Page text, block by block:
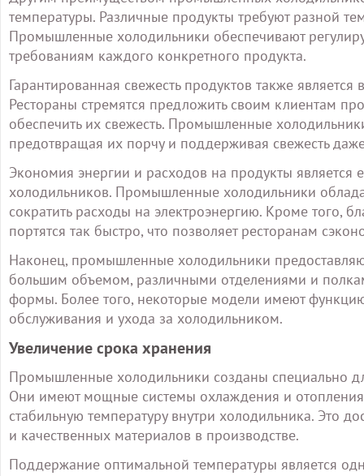
температуры. Различные продукты требуют разной
Промышленные холодильники обеспечивают
требованиям каждого конкретного продукта.
Гарантированная свежесть продуктов также
Рестораны стремятся предложить своим клиентам
обеспечить их свежесть. Промышленные
предотвращая их порчу и поддерживая свежесть
Экономия энергии и расходов на продукты
холодильников. Промышленные холодильники
сократить расходы на электроэнергию. Кроме того,
портятся так быстро, что позволяет ресторанам
Наконец, промышленные холодильники
большим объемом, различными отделениями и
формы. Более того, некоторые модели имеют
обслуживания и ухода за холодильником.
Увеличение срока хранения
Промышленные холодильники созданы специально
Они имеют мощные системы охлаждения и
стабильную температуру внутри холодильника. Это
и качественных материалов в производстве.
Поддержание оптимальной температуры является